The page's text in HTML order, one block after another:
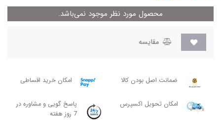
محصول مورد نظر موجود نمی‌باشد.
مقایسه
ضمانت اصل بودن کالا امکان خرید اقساطی
امکان تحویل اکسپرس
پاسخ گویی و مشاوره در
7 روز هفته